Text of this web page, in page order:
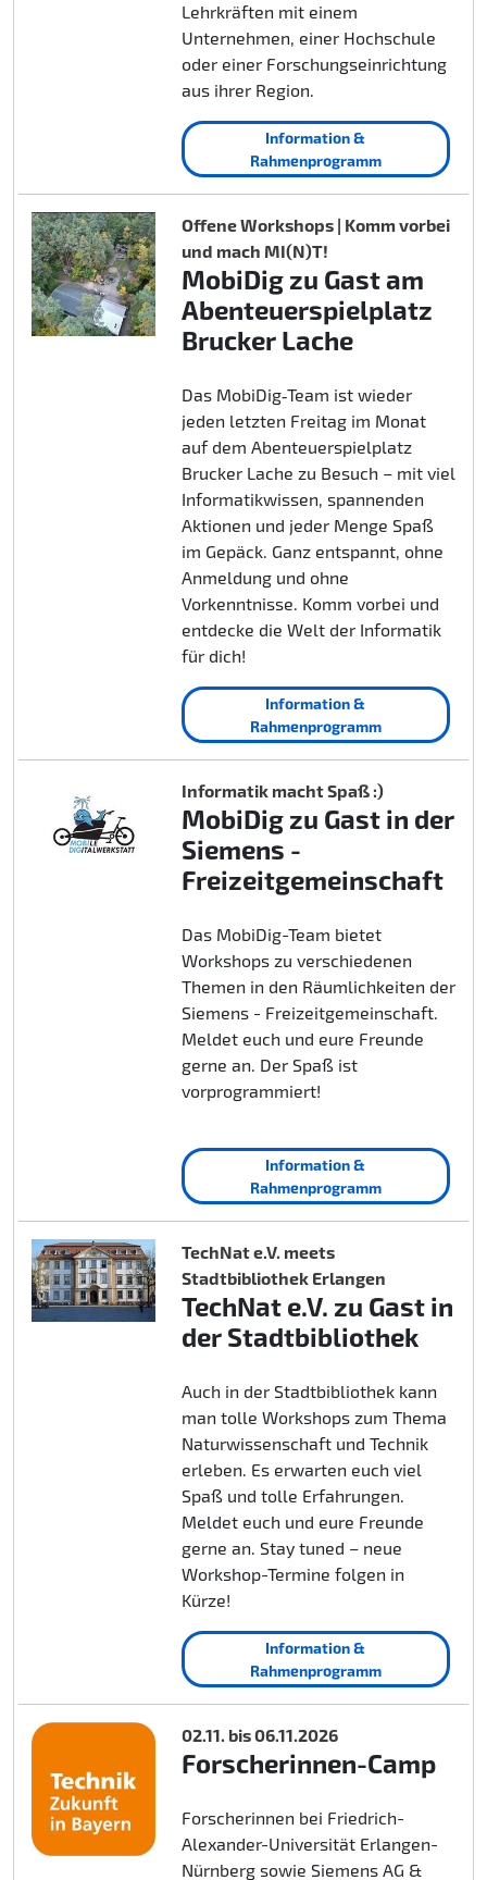
Lehrkräften mit einem
Unternehmen, einer Hochschule
oder einer Forschungseinrichtung
aus ihrer Region.
Information &
Rahmenprogramm
Offene Workshops | Komm vorbei
und mach MI(N)T!
MobiDig zu Gast am
Abenteuerspielplatz
Brucker Lache
Das MobiDig‑Team ist wieder
jeden letzten Freitag im Monat
auf dem Abenteuerspielplatz
Brucker Lache zu Besuch – mit viel
Informatikwissen, spannenden
Aktionen und jeder Menge Spaß
im Gepäck. Ganz entspannt, ohne
Anmeldung und ohne
Vorkenntnisse. Komm vorbei und
entdecke die Welt der Informatik
für dich!
Information &
Rahmenprogramm
Informatik macht Spaß :)
MobiDig zu Gast in der
Siemens -
Freizeitgemeinschaft
Das MobiDig-Team bietet
Workshops zu verschiedenen
Themen in den Räumlichkeiten der
Siemens - Freizeitgemeinschaft.
Meldet euch und eure Freunde
gerne an. Der Spaß ist
vorprogrammiert!
Information &
Rahmenprogramm
TechNat e.V. meets
Stadtbibliothek Erlangen
TechNat e.V. zu Gast in
der Stadtbibliothek
Auch in der Stadtbibliothek kann
man tolle Workshops zum Thema
Naturwissenschaft und Technik
erleben. Es erwarten euch viel
Spaß und tolle Erfahrungen.
Meldet euch und eure Freunde
gerne an. Stay tuned – neue
Workshop-Termine folgen in
Kürze!
Information &
Rahmenprogramm
02.11. bis 06.11.2026
Forscherinnen-Camp
Forscherinnen bei Friedrich-
Alexander-Universität Erlangen-
Nürnberg sowie Siemens AG &